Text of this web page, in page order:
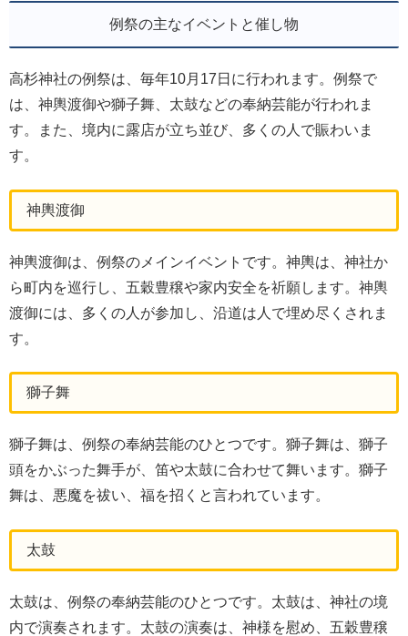
例祭の主なイベントと催し物
高杉神社の例祭は、毎年10月17日に行われます。例祭で
は、神輿渡御や獅子舞、太鼓などの奉納芸能が行われま
す。また、境内に露店が立ち並び、多くの人で賑わいま
す。
神輿渡御
神輿渡御は、例祭のメインイベントです。神輿は、神社か
ら町内を巡行し、五穀豊穣や家内安全を祈願します。神輿
渡御には、多くの人が参加し、沿道は人で埋め尽くされま
す。
獅子舞
獅子舞は、例祭の奉納芸能のひとつです。獅子舞は、獅子
頭をかぶった舞手が、笛や太鼓に合わせて舞います。獅子
舞は、悪魔を祓い、福を招くと言われています。
太鼓
太鼓は、例祭の奉納芸能のひとつです。太鼓は、神社の境
内で演奏されます。太鼓の演奏は、神様を慰め、五穀豊穣